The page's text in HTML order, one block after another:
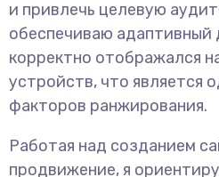
и привлечь целевую
обеспечиваю адаптивный
корректно отображался
устройств, что является
факторов ранжирования.
Работая над созданием
продвижение, я